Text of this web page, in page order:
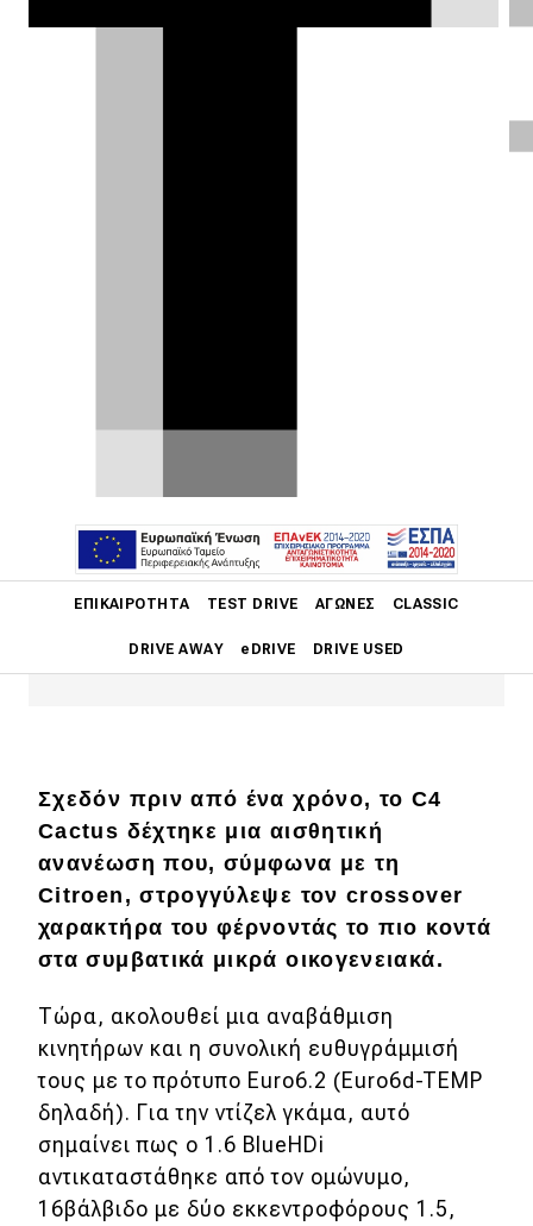
ΕΠΙΚΑΙΡΌΤΗΤΑ TEST DRIVE ΑΓΏΝΕΣ CLASSIC
DRIVE AWAY eDRIVE DRIVE USED
Νέα μοντέλα
Πρωτότυπα
Ελλάδα
Κόσμος
Τεχνολογία
Ασφάλεια
Αγορά
Απόψεις
Test Drive
Test drive: Citroën C4
Με τον νέο ντίζελ κινητήρα του, το
C4 Cactus δεν κερδίζει μόνο τη
σφραγίδα "Euro6.2" αλλά και
συνολικά καλύτερες επιδόσεις.
Σχεδόν πριν από ένα χρόνο, το C4
Cactus δέχτηκε μια αισθητική
ανανέωση που, σύμφωνα με τη
Citroen, στρογγύλεψε τον crossover
χαρακτήρα του φέρνοντάς το πιο κοντά
στα συμβατικά μικρά οικογενειακά.
Τώρα, ακολουθεί μια αναβάθμιση
κινητήρων και η συνολική ευθυγράμμισή
τους με το πρότυπο Euro6.2 (Euro6d-TEMP
δηλαδή). Για την ντίζελ γκάμα, αυτό
σημαίνει πως ο 1.6 BlueHDi
αντικαταστάθηκε από τον ομώνυμο,
16βάλβιδο με δύο εκκεντροφόρους 1.5,